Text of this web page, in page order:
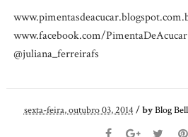
www.facebook.com/PimentaDeAcucar
@juliana_ferreirafs
sexta-feira, outubro 03, 2014 /byBlog